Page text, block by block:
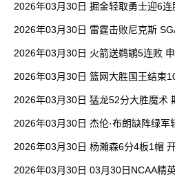
2026年03月30日 掘金轻取勇士迎6连
2026年03月30日 雷霆击败尼克斯
2026年03月30日 火箭送鹈鹕5连败
2026年03月30日 篮网大胜国王结束
2026年03月30日 猛龙52分大胜魔术
2026年03月30日 杰伦·布朗缺阵绿军
2026年03月30日 杨瀚森6分4板1帽
2026年03月30日 03月30日NCAA精